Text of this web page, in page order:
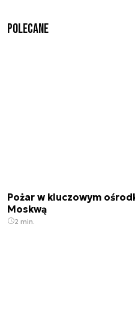
Polecane
Pożar w kluczowym
Moskwą
2 min.